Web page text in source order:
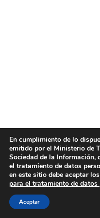
En cumplimiento de lo
emitido por el Ministerio de
Sociedad de la Información,
el tratamiento de datos
en este sitio debe aceptar
para el tratamiento de datos
Aceptar